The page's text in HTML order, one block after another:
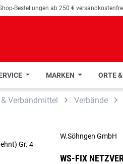
Bestellungen ab 250 €
MARKEN ORTE
Verbandmittel Verbände
WS-FIX
W.Söhngen GmbH